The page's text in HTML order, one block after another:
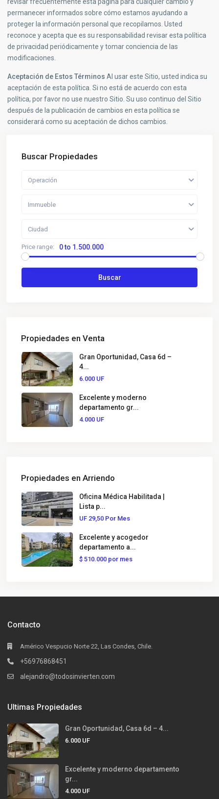
permanecer informados sobre cómo estamos ayudando a
proteger la información personal que recopilamos. Usted
reconoce y acepta que es su responsabilidad revisar esta política
de privacidad periódicamente y tomar conciencia de las
modificaciones.
Aceptación de Estos Términos Al usar este Sitio, usted indica su
aceptación de esta política. Si no está de acuerdo con esta
política, por favor no use nuestro Sitio. Su uso continuo del Sitio
después de la publicación de cambios en esta política se
considerará como su aceptación de dichos cambios.
Buscar Propiedades
Operación
Immueble
Ciudad
Price range: 0 to 1.500.000
Buscar
Propiedades en Venta
Gran Oportunidad, Casa 6d –
4...
6.000 UF
Excelente y moderno
departamento gr...
4.000 UF
Propiedades en Arriendo
Oficina Médica Habilitada |
Lista p...
UF 29,50 Por Mes
Excelente y acogedor
departamento a...
$ 510.000 por mes
Contacto
Américo Vespucio Norte 22, Las Condes, Chile.
+56976868451
alejandro@todosinvierten.com
Ultimas Propiedades
Gran Oportunidad, Casa 6d – 4...
6.000 UF
Excelente y moderno departamento
gr...
4.000 UF